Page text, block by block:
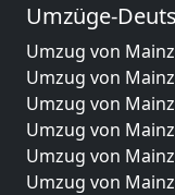
Umzüge-
Umzug von
Umzug von
Umzug von
Umzug von
Umzug von
Umzug von